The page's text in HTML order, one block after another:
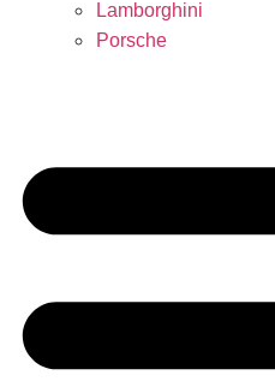
Lamborghini
Porsche